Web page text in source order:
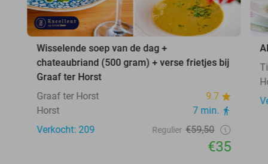
Wisselende soep van de dag +
chateaubriand (500 gram) + verse frietjes bij
Graaf ter Horst
Graaf ter Horst
9.7
Horst
7 min.
Verkocht: 209
Regulier €59,50
€35